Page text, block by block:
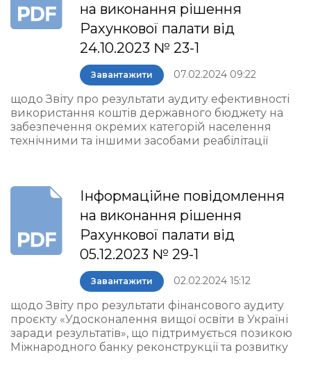
на виконання рішення
Рахункової палати від
24.10.2023 № 23-1
Завантажити 07.02.2024 09:22
щодо Звіту про результати аудиту ефективності
використання коштів державного бюджету на
забезпечення окремих категорій населення
технічними та іншими засобами реабілітації
Інформаційне повідомлення
на виконання рішення
Рахункової палати від
05.12.2023 № 29-1
Завантажити 02.02.2024 15:12
щодо Звіту про результати фінансового аудиту
проєкту «Удосконалення вищої освіти в Україні
заради результатів», що підтримується позикою
Міжнародного банку реконструкції та розвитку